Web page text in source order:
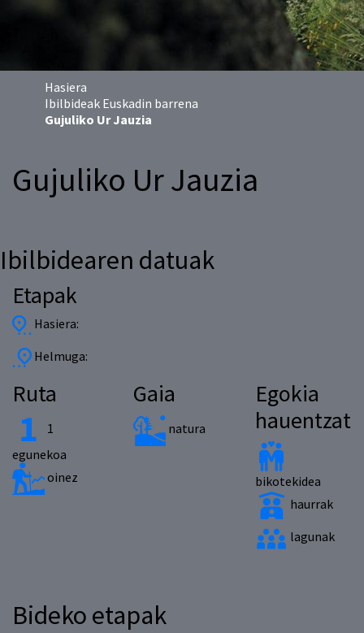
Hasiera
Ibilbideak Euskadin barrena
Gujuliko Ur Jauzia
Gujuliko Ur Jauzia
Ibilbidearen datuak
Etapak
Hasiera:
Helmuga:
Ruta
1
egunekoa
oinez
Gaia
natura
Egokia
hauentzat
bikotekidea
haurrak
lagunak
Bideko etapak